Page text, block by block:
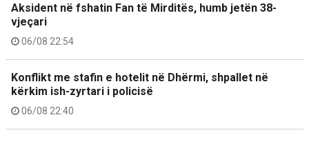
Aksident në fshatin Fan të Mirditës, humb jetën 38-
vjeçari
06/08 22:54
Konflikt me stafin e hotelit në Dhërmi, shpallet në
kërkim ish-zyrtari i policisë
06/08 22:40